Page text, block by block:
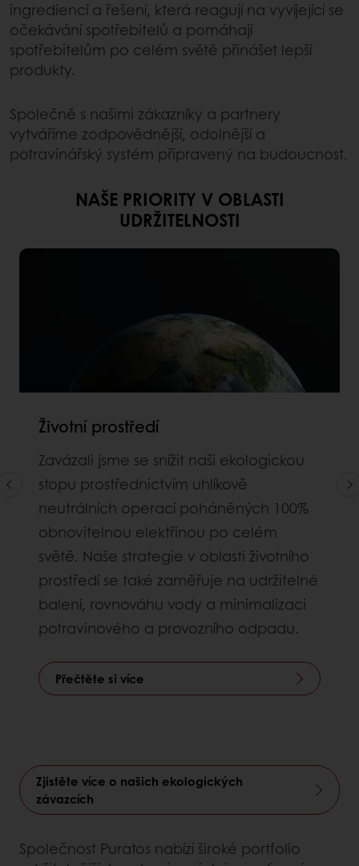
ingrediencí a řešení, která reagují na vyvíjející se
očekávání spotřebitelů a pomáhají
spotřebitelům po celém světě přinášet lepší
produkty.
Společně s našimi zákazníky a partnery
vytváříme zodpovědnější, odolnější a
potravinářský systém připravený na budoucnost.
NAŠE PRIORITY V OBLASTI
UDRŽITELNOSTI
Životní prostředí
Zavázali jsme se snížit naši ekologickou
stopu prostřednictvím uhlíkově
neutrálních operací poháněných 100%
obnovitelnou elektřinou po celém
světě. Naše strategie v oblasti životního
prostředí se také zaměřuje na udržitelné
balení, rovnováhu vody a minimalizaci
potravinového a provozního odpadu.
Přečtěte si více
Zjistěte více o našich ekologických
závazcích
Společnost Puratos nabízí široké portfolio